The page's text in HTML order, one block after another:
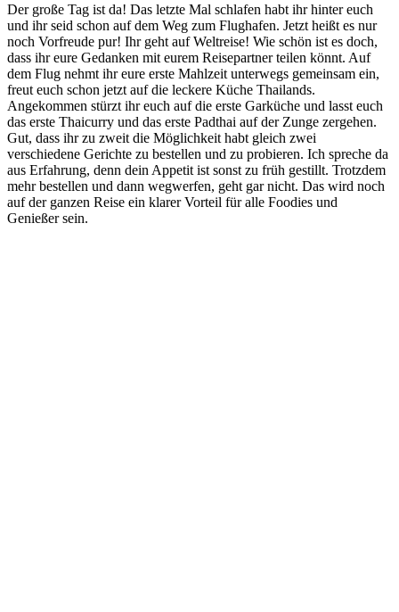
Der große Tag ist da! Das letzte Mal schlafen habt ihr hinter euch
und ihr seid schon auf dem Weg zum Flughafen. Jetzt heißt es nur
noch Vorfreude pur! Ihr geht auf Weltreise! Wie schön ist es doch,
dass ihr eure Gedanken mit eurem Reisepartner teilen könnt. Auf
dem Flug nehmt ihr eure erste Mahlzeit unterwegs gemeinsam ein,
freut euch schon jetzt auf die leckere Küche Thailands.
Angekommen stürzt ihr euch auf die erste Garküche und lasst euch
das erste Thaicurry und das erste Padthai auf der Zunge zergehen.
Gut, dass ihr zu zweit die Möglichkeit habt gleich zwei
verschiedene Gerichte zu bestellen und zu probieren. Ich spreche da
aus Erfahrung, denn dein Appetit ist sonst zu früh gestillt. Trotzdem
mehr bestellen und dann wegwerfen, geht gar nicht. Das wird noch
auf der ganzen Reise ein klarer Vorteil für alle Foodies und
Genießer sein.